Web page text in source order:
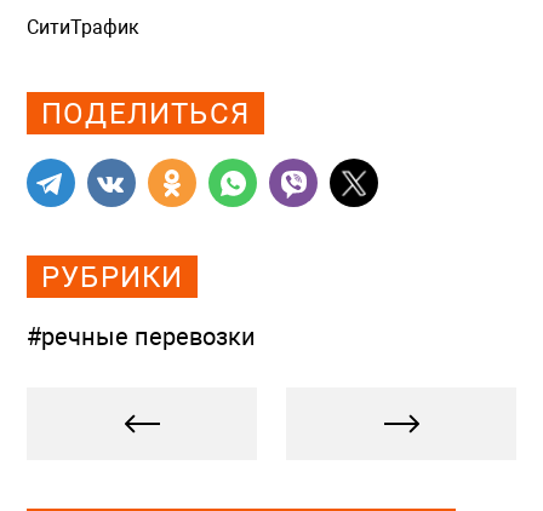
СитиТрафик
ПОДЕЛИТЬСЯ
РУБРИКИ
#речные перевозки